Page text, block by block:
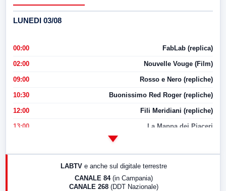
LUNEDI 03/08
00:00 FabLab (replica)
02:00 Nouvelle Vouge (Film)
09:00 Rosso e Nero (repliche)
10:30 Buonissimo Red Roger (repliche)
12:00 Fili Meridiani (repliche)
13:00 La Mappa dei Piaceri
LABTV e anche sul digitale terrestre
CANALE 84 (in Campania)
CANALE 268 (DDT Nazionale)